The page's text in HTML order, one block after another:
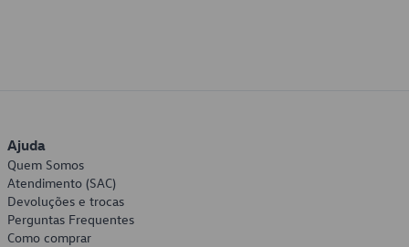
Ajuda
Quem Somos
Atendimento (SAC)
Devoluções e trocas
Perguntas Frequentes
Como comprar